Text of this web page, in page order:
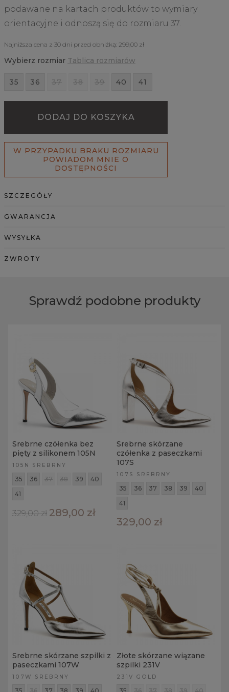
podawane na kartach produktów to wymiary
orientacyjne i odnoszą się do rozmiaru 37.
Najniższa cena z 30 dni przed obniżką: 299,00 zł
Wybierz rozmiar Tablica rozmiarów
35 36 37 38 39 40 41
DODAJ DO KOSZYKA
W PRZYPADKU BRAKU ROZMIARU
POWIADOM MNIE O
DOSTĘPNOŚCI
SZCZEGÓŁY
GWARANCJA
WYSYŁKA
ZWROTY
Sprawdź podobne produkty
Srebrne czółenka bez
pięty z silikonem 105N
105N SREBRNY
35 36 37 38 39
40
41
329,00 zł 289,00 zł
Srebrne skórzane
czółenka z paseczkami
107S
107S SREBRNY
35 36 37 38 39
40
41
329,00 zł
Srebrne skórzane szpilki z
paseczkami 107W
107W SREBRNY
Złote skórzane wiązane
szpilki 231V
231V GOLD